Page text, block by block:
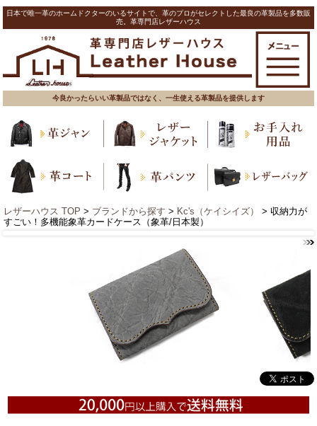
日本で唯一革のホームドクターのいるサイトで、革のプロがセレクトした最良の革製品を多数販
売。革専門店レザーハウス
今良かったらいい革製品ではなく、一生使える革製品を提供します
レザーハウス TOP > ブランドから探す > Kc's（ケイシイズ）
> 収納力が
すごい！多機能象革カードケース（象革/日本製）